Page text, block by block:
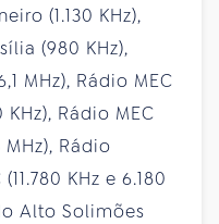
(1.130 KHz),
(980 KHz),
MHz), Rádio MEC
Rádio MEC
Rádio
KHz e 6.180
Alto Solimões